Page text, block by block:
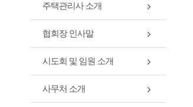
주택관리사 소개
협회장 인사말
시도회 및 임원 소개
사무처 소개